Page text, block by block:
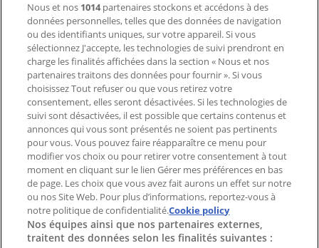
Demande marketing et professionnelle
Magasin mal situé sur la carte
Signaler un prospectus
Vous rencontrez un problème technique sur l’appli
ou le site?
Index
Marques
Marques locales
Enseignes
Commerces à proximité
Produits
Nous et nos 1014partenaires stockons et accédons à des
données personnelles, telles que des données de navigation
ou des identifiants uniques, sur votre appareil. Si vous
sélectionnez J'accepte, les technologies de suivi prendront en
charge les finalités affichées dans la section « Nous et nos
partenaires traitons des données pour fournir ». Si vous
choisissez Tout refuser ou que vous retirez votre
consentement, elles seront désactivées. Si les technologies de
suivi sont désactivées, il est possible que certains contenus et
annonces qui vous sont présentés ne soient pas pertinents
pour vous. Vous pouvez faire réapparaître ce menu pour
modifier vos choix ou pour retirer votre consentement à tout
moment en cliquant sur le lien Gérer mes préférences en bas
de page. Les choix que vous avez fait aurons un effet sur notre
ou nos Site Web. Pour plus d’informations, reportez-vous à
notre politique de confidentialité.Cookie policy
Nos équipes ainsi que nos partenaires externes,
traitent des données selon les finalités suivantes :